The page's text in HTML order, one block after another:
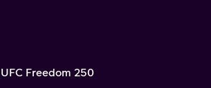
UFC Freedom 250